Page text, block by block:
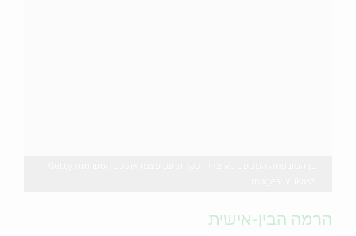
הרמה הבין-אישית